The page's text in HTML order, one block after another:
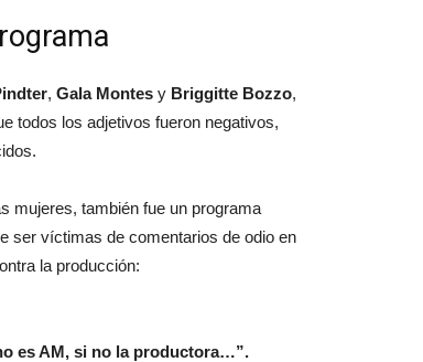
, Gala Montes y Briggitte Bozzo,
todos los adjetivos fueron negativos,
mujeres, también fue un programa
ser víctimas de comentarios de odio en
la producción:
es AM, si no la productora…”.